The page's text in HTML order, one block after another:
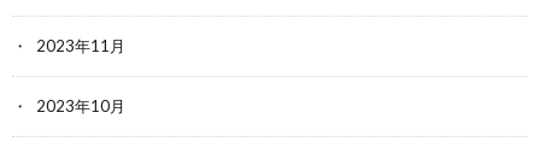
2023年11月
2023年10月